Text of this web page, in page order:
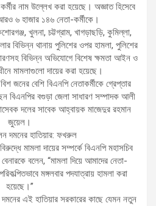
নাম উল্লেখ করা হয়েছে। অজ্ঞাত হিসেবে
৬ হাজার ১৪৬ নেতা-কর্মীকে।
খুলনা, চট্টগ্রাম, খাগড়াছড়ি, কুমিল্লা,
বিভিন্ন থানায় পুলিশের ওপর হামলা, পুলিশের
বিভিন্ন অভিযোগে বিশেষ ক্ষমতা আইন ও
মামলাগুলো দায়ের করা হয়েছে।
জনের বেশি বিএনপি নেতাকর্মীকে গ্রেপ্তার
বিএনপির বগুড়া জেলা সাধারণ সম্পাদক আলী
দলের সাবেক আহ্বায়ক মাজেদুর রহমান
জুয়েল।
দমনের হাতিয়ার: ফখরুল
মামলা দায়ের সম্পর্কে বিএনপি মহাসচিব
বলেন, “মামলা দিয়ে আমাদের নেতা-
মঙ্গলবার পদযাত্রায় হামলা করা
হয়েছে।”
দমনের এই হাতিয়ার সরকারের কাছে যেমন নতুন